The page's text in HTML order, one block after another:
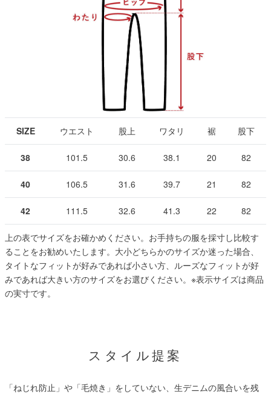
SIZE ウエスト 股上 ワタリ 裾 股下
38 101.5 30.6 38.1 20 82
40 106.5 31.6 39.7 21 82
42 111.5 32.6 41.3 22 82
上の表でサイズをお確かめください。お手持ちの服を採寸し比較す
ることをお勧めいたします。大小どちらかのサイズか迷った場合、
タイトなフィットが好みであれば小さい方、ルーズなフィットが好
みであれば大きい方のサイズをお選びください。 ※表示サイズは商品
の実寸です。
スタイル提案
「ねじれ防止」や「毛焼き」をしていない、生デニムの風合いを残